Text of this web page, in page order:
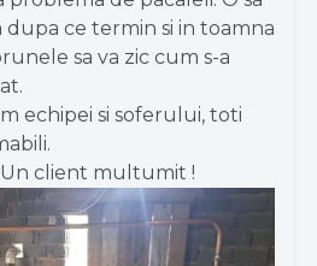
dupa ce termin si in toamna
sa va zic cum s-a
echipei si soferului, toti
client multumit !